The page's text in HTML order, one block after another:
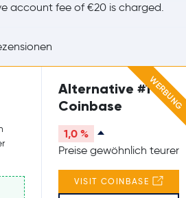
account fee of €20 is charged.
WERBUNG
Alternative #1
Coinbase
1,0 %
Preise gewöhnlich teurer
VISIT COINBASE